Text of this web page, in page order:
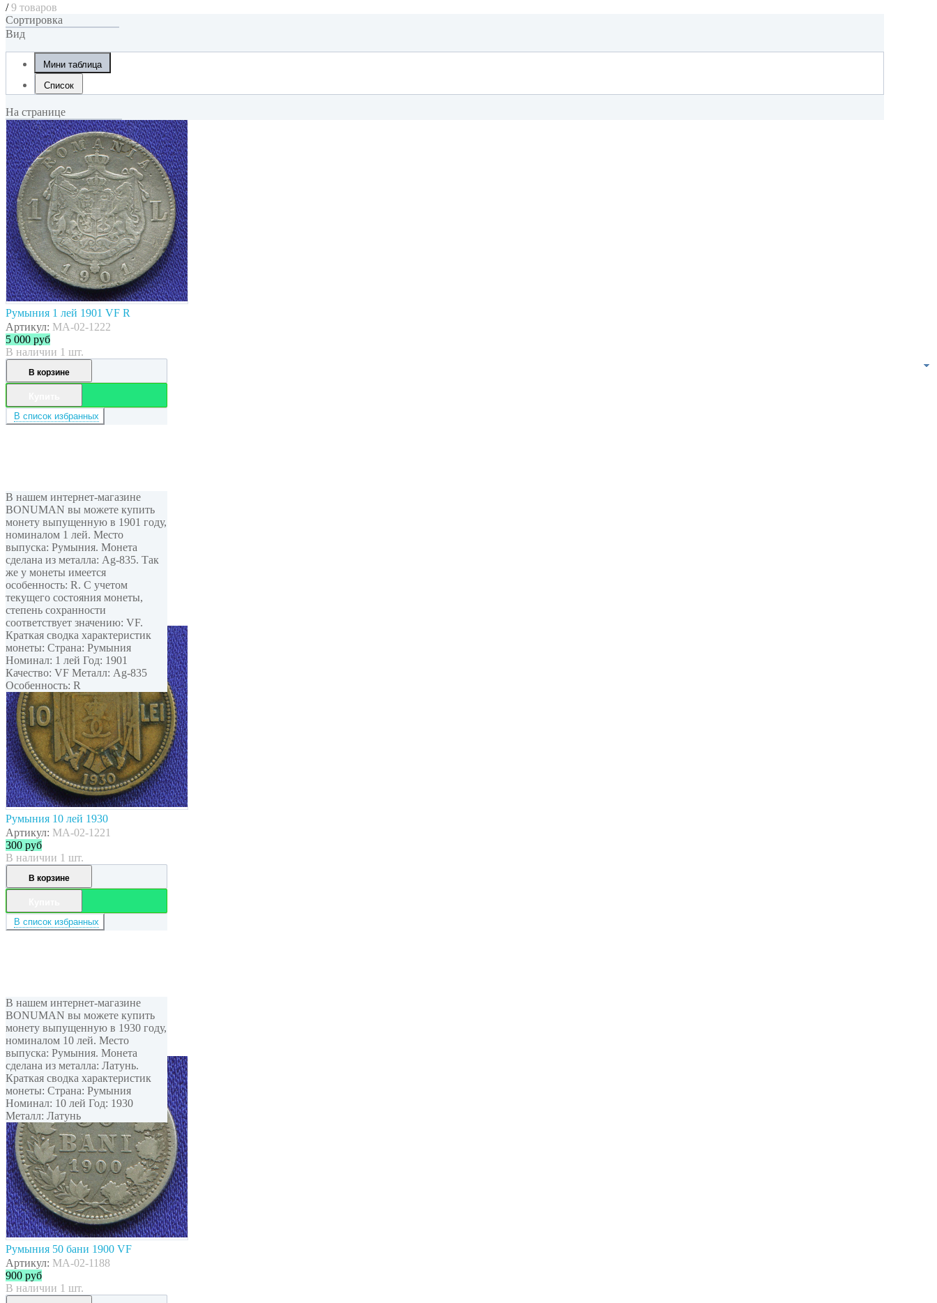
/ 9 товаров
Сортировка
Вид
Мини таблица
Список
На странице
Румыния 1 лей 1901 VF R
Артикул: MA-02-1222
5 000 руб
В наличии 1 шт.
В корзине
В список избранных
В нашем интернет-магазине
BONUMAN вы можете купить
монету выпущенную в 1901 году,
номиналом 1 лей. Место
выпуска: Румыния. Монета
сделана из металла: Ag-835. Так
же у монеты имеется
особенность: R. С учетом
текущего состояния монеты,
степень сохранности
соответствует значению: VF.
Краткая сводка характеристик
монеты: Страна: Румыния
Номинал: 1 лей Год: 1901
Качество: VF Металл: Ag-835
Особенность: R
Румыния 10 лей 1930
Артикул: MA-02-1221
300 руб
В наличии 1 шт.
В корзине
В список избранных
В нашем интернет-магазине
BONUMAN вы можете купить
монету выпущенную в 1930 году,
номиналом 10 лей. Место
выпуска: Румыния. Монета
сделана из металла: Латунь.
Краткая сводка характеристик
монеты: Страна: Румыния
Номинал: 10 лей Год: 1930
Металл: Латунь
Румыния 50 бани 1900 VF
Артикул: MA-02-1188
900 руб
В наличии 1 шт.